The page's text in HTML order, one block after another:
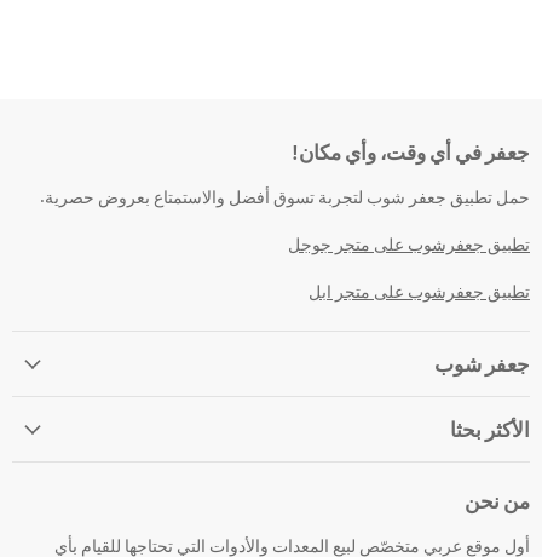
جعفر في أي وقت، وأي مكان!
حمل تطبيق جعفر شوب لتجربة تسوق أفضل والاستمتاع بعروض حصرية.
تطبيق جعفرشوب على متجر جوجل
تطبيق جعفرشوب على متجر ابل
جعفر شوب
الأكثر بحثا
من نحن
أول موقع عربي متخصّص لبيع المعدات والأدوات التي تحتاجها للقيام بأي